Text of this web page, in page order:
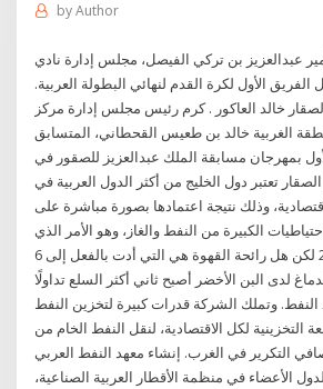
byAuthor
عبدالعزيز بن تركي الفيصل، مجلس إدارة نادي
الفريق الأول لكرة القدم لنهائي البطولة العربية.
خالد العاكور . كرم رئيس مجلس إدارة مركز
الغربية خالد بن طعيس القحطاني، المتسابق
بمهرجان مسابقة الملك عبدالعزيز للصقور في
تعتبر دول الخليج من أكثر الدول العربية في
وذلك نتيجة اعتمادها بصورة مباشرة على
الكبيرة من النفط والغاز، وهو الأمر الذي
6 أيلول (سبتمبر) 2018 لكن هل رائحة القهوة هي التي أدت بالفعل إلى
لدى البن الأخضر أصبح ثاني أكثر السلع تداولًا
وتملك الشركة قدرات كبيرة لتخزين النفط
التخزينية لكل الاقتصادية، لنقل النفط الخام من
التكرير في الغرب. إنشاء معهد النفط العربي
الأعضاء في منظمة الأقطار العربية الصناعية،